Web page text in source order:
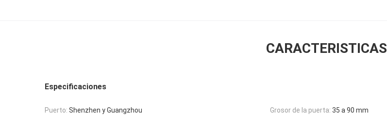
CARACTERISTICAS
Especificaciones
Puerto: Shenzhen y Guangzhou Grosor de la puerta: 35 a 90 mm